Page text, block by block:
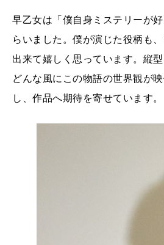
早乙女は「僕自身ミステリーが
らいました。僕が演じた役柄も
出来て嬉しく思っています。縦
どんな風にこの物語の世界観が
し、作品へ期待を寄せています。